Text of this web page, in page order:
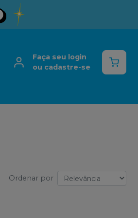
Faça seu login
ou cadastre-se
Ordenar por